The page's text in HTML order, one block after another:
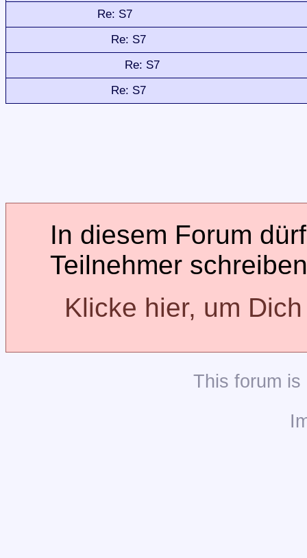
Re: S7
Re: S7
Re: S7
Re: S7
In diesem Forum
Teilnehmer
Klicke hier, um
This forum is